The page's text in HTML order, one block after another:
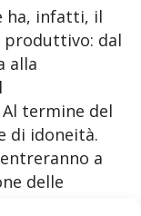
ha, infatti, il
produttivo: dal
alla
termine del
di idoneità.
a
delle